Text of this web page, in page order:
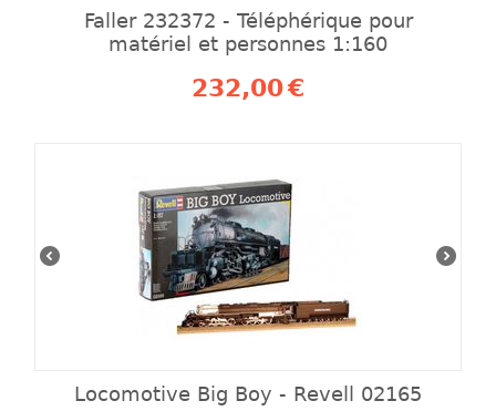
Faller 232372 - Téléphérique pour
matériel et personnes 1:160
232,00€
Locomotive Big Boy - Revell 02165